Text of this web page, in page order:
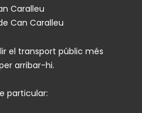
Caralleu
Can Caralleu
el transport públic més
arribar-hi.
particular: